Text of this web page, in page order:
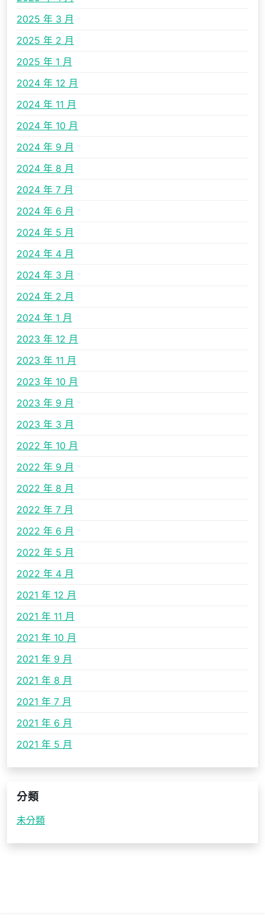
2025 年 3 月
2025 年 2 月
2025 年 1 月
2024 年 12 月
2024 年 11 月
2024 年 10 月
2024 年 9 月
2024 年 8 月
2024 年 7 月
2024 年 6 月
2024 年 5 月
2024 年 4 月
2024 年 3 月
2024 年 2 月
2024 年 1 月
2023 年 12 月
2023 年 11 月
2023 年 10 月
2023 年 9 月
2023 年 3 月
2022 年 10 月
2022 年 9 月
2022 年 8 月
2022 年 7 月
2022 年 6 月
2022 年 5 月
2022 年 4 月
2021 年 12 月
2021 年 11 月
2021 年 10 月
2021 年 9 月
2021 年 8 月
2021 年 7 月
2021 年 6 月
2021 年 5 月
分類
未分類